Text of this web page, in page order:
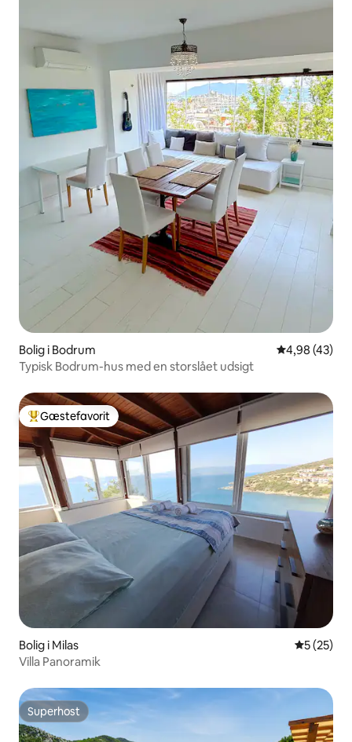
Bolig i Bodrum 4,98 ud af 5 i
4,98 (43)
Typisk Bodrum-hus med en storslået udsigt
Bedste gæstefavorit
Gæstefavorit
Bolig i Milas 5 ud af 5 i
5 (25)
Villa Panoramik
Superhost
Superhost